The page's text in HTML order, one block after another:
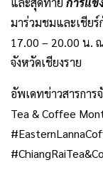
มาร่วมชมและเชีย
17.00 – 20.00 น.
จังหวัดเชียงราย
อัพเดทข่าวสารการ
Tea & Coffee